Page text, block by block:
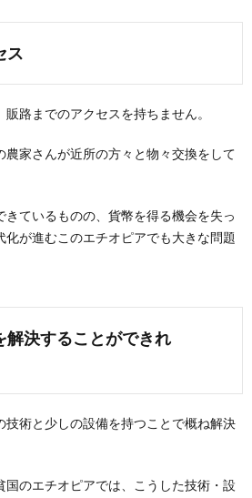
ス
路までのアクセスを持ちません。
農家さんが近所の方々と物々交換をして
きているものの、貨幣を得る機会を失っ
化が進むこのエチオピアでも大きな問題
解決することができれ
技術と少しの設備を持つことで概ね解決
国のエチオピアでは、こうした技術・設